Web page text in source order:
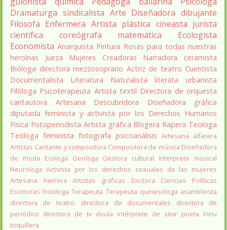
Dramaturga sindicalista Arte Diseñadora dibujante
Filosofa Enfermera Artista plástica cineasta jurista
científica
coreógrafa matemática
Ecologista
Economista Anarquista Pintura Rosas para todas nuestras
heroínas
Jueza Mujeres Creadoras Narradora
ceramista
Bióloga directora mezzosoprano Actriz de teatro Cuentista
Documentalista
Literatura Naturalista literata
urbanista
Filóloga Psicoterapeuta Artista textil Directora de orquesta
cantautora
Artesana Descubridora
Diseñadora gráfica
diputada feminista y activista por los Derechos Humanos
Fisica Fotoperiodista Artista gráfica Blogera Rapera Teologa
Teóloga feminista fotografa psicoanálisis Artesana alfarera
Artistas Cantante y compositora Compositora de música Diseñadora
de moda
Ecologa Geologa Gestora cultural
Interprete musical
Neurologa Activista por los derechos sexuales de las mujeres
Artesana herrera
Artistas graficas
Doctora Ciencias Políticas
Escritoras Fisiologa Terapeuta Terapeuta quinesóloga asambleista
directora de teatro.
directora de documentales
directora de
periódico directora de tv doula intérprete de sitar poeta Innu
toquillera